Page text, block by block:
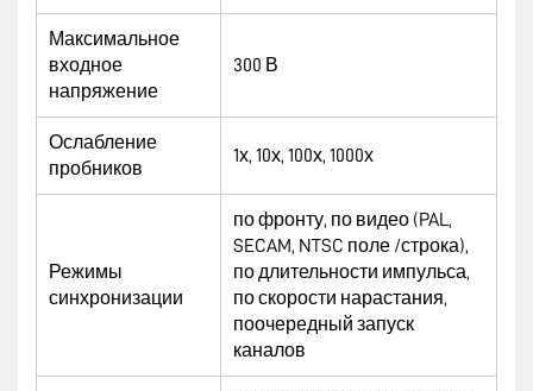
Максимальное
входное
напряжение
300 В
Ослабление
пробников
1х, 10х, 100х, 1000х
Режимы
синхронизации
по фронту, по видео (PAL,
SECAM, NTSC поле /строка),
по длительности импульса,
по скорости нарастания,
поочередный запуск
каналов